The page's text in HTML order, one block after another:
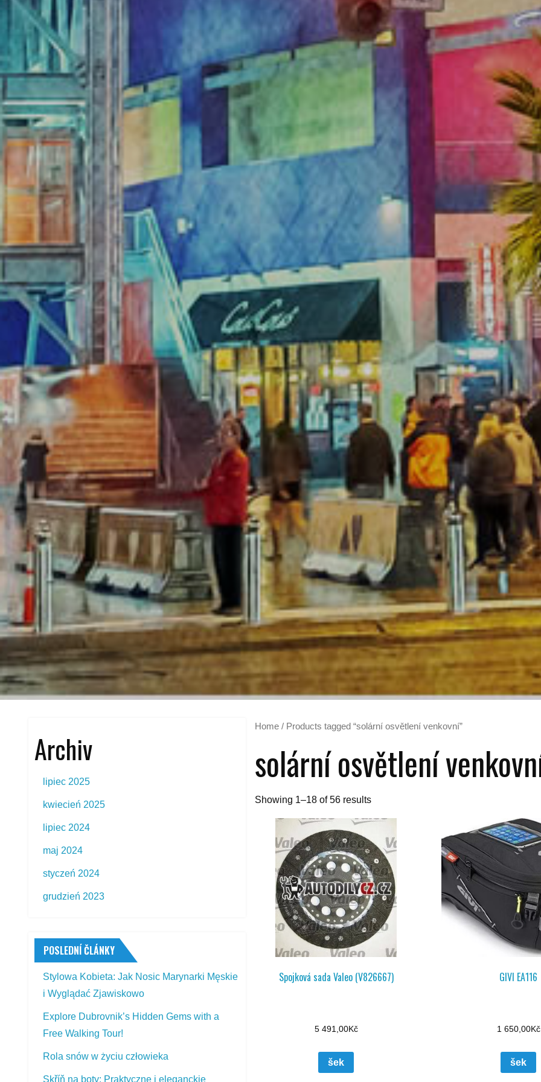
Home / Products tagged “solární osvětlení venkovní”
solární osvětlení
Showing 1–18 of 56 results
Spojková sada Valeo (V826667)
5 491,00Kč
šek
GIVI EA116
1 650,00Kč
šek
Archiv
lipiec 2025
kwiecień 2025
lipiec 2024
maj 2024
styczeń 2024
grudzień 2023
POSLEDNÍ ČLÁNKY
Stylowa Kobieta: Jak Nosic Marynarki Męskie
i Wyglądać Zjawiskowo
Explore Dubrovnik’s Hidden Gems with a
Free Walking Tour!
Rola snów w życiu człowieka
Skříň na boty: Praktyczne i eleganckie